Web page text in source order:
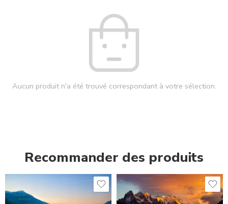
Aucun produit n'a été trouvé correspondant à votre sélection.
Recommander des produits